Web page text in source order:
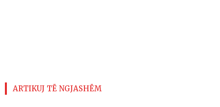
ARTIKUJ TË NGJASHËM